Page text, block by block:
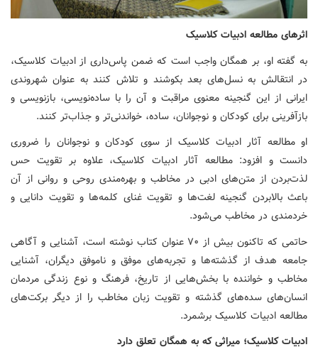
اثرهای مطالعه ادبیات کلاسیک
به گفته او، بر همگان واجب است که ضمن پاس‌داری از ادبیات کلاسیک،
در انتقالش به نسل‌های بعد بکوشند و تلاش کنند به عنوان شهروندی
ایرانی از این گنجینه معنوی مراقبت و آن را با ساده‌نویسی، بازنویسی و
بازآفرینی برای کودکان و نوجوانان، ساده، خواندنی‌تر و جذاب‌تر کنند.
او مطالعه آثار ادبیات کلاسیک از سوی کودکان و نوجوانان را ضروری
دانست و افزود: مطالعه آثار ادبیات کلاسیک، علاوه بر تقویت حس
لذت‌بردن از متن‌های ادبی در مخاطب و بهره‌مندی روحی و روانی از آن
باعث بالابردن گنجینه لغت‌ها و تقویت غنای کلمه‌ها و تقویت دانایی و
خردمندی در مخاطب می‌شود.
حاتمی که تاکنون بیش از ۷۰ عنوان کتاب نوشته است، آشنایی و آگاهی
جامعه هدف از گذشته‌ها و تجربه‌های موفق و ناموفق دیگران، آشنایی
مخاطب و خواننده با بخش‌هایی از تاریخ، فرهنگ و نوع زندگی مردمان
انسان‌های سده‌های گذشته و تقویت زبان مخاطب را از دیگر برکت‌های
مطالعه ادبیات کلاسیک برشمرد.
ادبیات کلاسیک؛ میراثی که به همگان تعلق دارد